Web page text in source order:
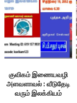
குவிகம் இணையவழி
அளவளாவல் : வீடுதேடி
வரும் இலக்கியம்